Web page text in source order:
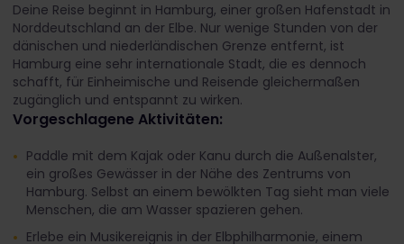
Deine Reise beginnt in Hamburg, einer großen Hafenstadt in
Norddeutschland an der Elbe. Nur wenige Stunden von der
dänischen und niederländischen Grenze entfernt, ist
Hamburg eine sehr internationale Stadt, die es dennoch
schafft, für Einheimische und Reisende gleichermaßen
zugänglich und entspannt zu wirken.
Vorgeschlagene Aktivitäten:
Paddle mit dem Kajak oder Kanu durch die Außenalster,
ein großes Gewässer in der Nähe des Zentrums von
Hamburg. Selbst an einem bewölkten Tag sieht man viele
Menschen, die am Wasser spazieren gehen.
Erlebe ein Musikereignis in der Elbphilharmonie, einem